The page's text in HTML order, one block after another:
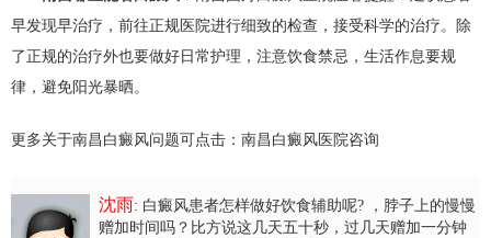
早发现早治疗，前往正规医院进行细致的检查，接受科学的治疗。除
了正规的治疗外也要做好日常护理，注意饮食禁忌，生活作息要规
律，避免阳光暴晒。
更多关于南昌白癜风问题可点击： 南昌白癜风医院咨询
沈雨: 白癜风患者怎样做好饮食辅助呢?
，脖子上的慢慢
赠加时间吗？比方说这几天五十秒，过几天赠加一分钟